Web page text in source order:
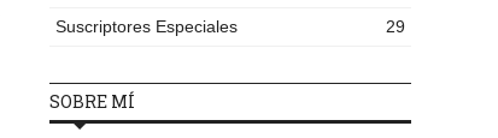
Suscriptores Especiales
29
SOBRE MÍ